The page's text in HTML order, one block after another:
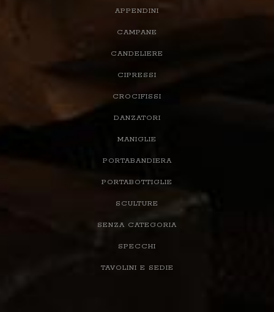
APPENDINI
CAMPANE
CANDELIERE
CIPRESSI
CROCIFISSI
DANZATORI
MANIGLIE
PORTABANDIERA
PORTABOTTIGLIE
SCULTURE
SENZA CATEGORIA
SPECCHI
TAVOLINI E SEDIE